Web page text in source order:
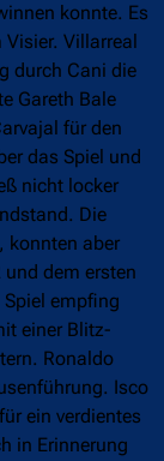
konnte. Es
Villarreal
durch Cani die
Gareth Bale
für den
das Spiel und
nicht locker
Die
konnten aber
dem ersten
empfing
einer Blitz-
Ronaldo
Isco
ein verdientes
in Erinnerung